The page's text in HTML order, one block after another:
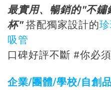
最實用、暢銷的"不
杯"搭配獨家設計的
吸管
口碑好評不斷 #你必
企業/團體/學校/自創